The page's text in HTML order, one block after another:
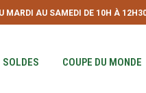
MARDI AU SAMEDI DE 10H À
SOLDES COUPE DU MONDE
SOLDES COUPE DU